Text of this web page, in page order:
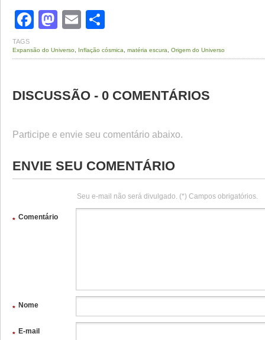
Facebook
Mastodon
Email
TAGS
Expansão do Universo, Inflação cósmica, matéria escura, Origem do Universo
DISCUSSÃO - 0 COMENTÁRIOS
Participe e envie seu comentário abaixo.
ENVIE SEU COMENTÁRIO
Seu e-mail não será divulgado. (*) Campos obrigatórios.
Comentário
*
Nome
*
E-mail
*